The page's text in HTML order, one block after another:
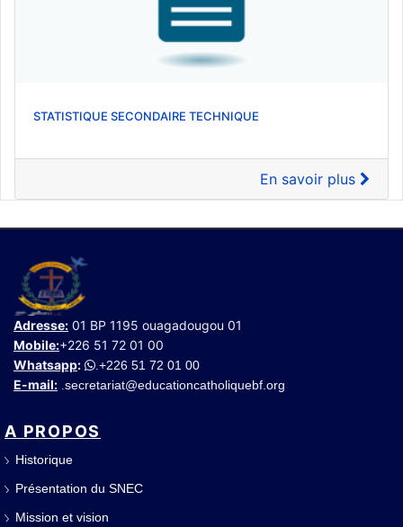
STATISTIQUE SECONDAIRE TECHNIQUE
En savoir plus
Adresse: 01 BP 1195 ouagadougou 01
Mobile:+226 51 72 01 00
Whatsapp: +226 51 72 01 00
E-mail: secretariat@educationcatholiquebf.org
A PROPOS
Historique
Présentation du SNEC
Mission et vision